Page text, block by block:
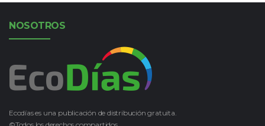
NOSOTROS
Ecodías es una publicación de distribución gratuita.